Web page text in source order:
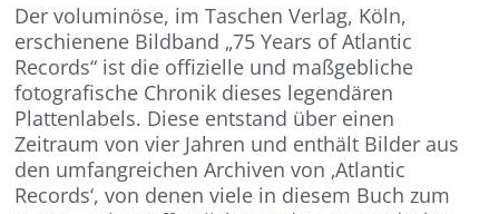
Der voluminöse, im Taschen Verlag, Köln,
erschienene Bildband „75 Years of Atlantic
Records“ ist die offizielle und maßgebliche
fotografische Chronik dieses legendären
Plattenlabels. Diese entstand über einen
Zeitraum von vier Jahren und enthält Bilder aus
den umfangreichen Archiven von ‚Atlantic
Records‘, von denen viele in diesem Buch zum